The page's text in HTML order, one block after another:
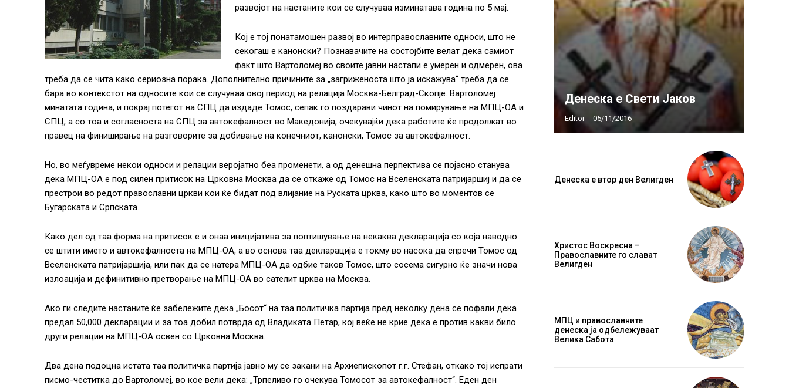
развојот на настаните кои се случуваа изминатава година по 5 мај.
Кој е тој понатамошен развој во интерправославните односи, што не
секогаш е канонски? Познавачите на состојбите велат дека самиот
факт што Вартоломеј во своите јавни настапи е умерен и одмерен, ова
треба да се чита како сериозна порака. Дополнително причините за „загриженоста што ја искажува“ треба да се
бара во контекстот на односите кои се случуваа овој период на релација Москва-Белград-Скопје. Вартоломеј
минатата година, и покрај потегот на СПЦ да издаде Томос, сепак го поздарави чинот на помирување на МПЦ-ОА и
СПЦ, а со тоа и согласноста на СПЦ за автокефалност во Македонија, очекувајќи дека работите ќе продолжат во
правец на финиширање на разговорите за добивање на конечниот, канонски, Томос за автокефалност.
Но, во меѓувреме некои односи и релации веројатно беа променети, а од денешна перпектива се појасно станува
дека МПЦ-ОА е под силен притисок на Црковна Москва да се откаже од Томос на Вселенската патријаршиј и да се
престрои во редот православни цркви кои ќе бидат под влијание на Руската црква, како што во моментов се
Бугарската и Српската.
Како дел од таа форма на притисок е и онаа иницијатива за поптишување на некаква декларација со која наводно
се штити името и автокефалноста на МПЦ-ОА, а во основа таа декларација е токму во насока да спречи Томос од
Вселенската патријаршија, или пак да се натера МПЦ-ОА да одбие таков Томос, што сосема сигурно ќе значи нова
излоација и дефинитивно претворање на МПЦ-ОА во сателит црква на Москва.
Ако ги следите настаните ќе забележите дека „Босот“ на таа политичка партија пред неколку дена се пофали дека
предал 50,000 декларации и за тоа добил потврда од Владиката Петар, кој веќе не крие дека е против какви било
други релации на МПЦ-ОА освен со Црковна Москва.
Два дена подоцна истата таа политичка партија јавно му се закани на Архиепископот г.г. Стефан, откако тој испрати
писмо-честитка до Вартоломеј, во кое вели дека: „Трпеливо го очекува Томосот за автокефалност“. Еден ден
Денеска е Свети Јаков
Editor - 05/11/2016
Денеска е втор ден Велигден
Христос Воскресна –
Православните го слават
Велигден
МПЦ и православните
денеска ја одбележуваат
Велика Сабота